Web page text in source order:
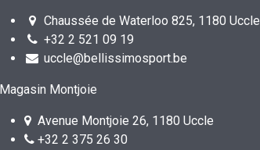
Chaussée de Waterloo 825, 1180 Uccle
+32 2 521 09 19
uccle@bellissimosport.be
Magasin Montjoie
Avenue Montjoie 26, 1180 Uccle
+32 2 375 26 30